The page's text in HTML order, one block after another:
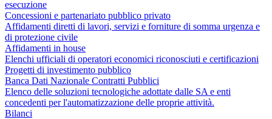
esecuzione
Concessioni e partenariato pubblico privato
Affidamenti diretti di lavori, servizi e forniture di somma urgenza e
di protezione civile
Affidamenti in house
Elenchi ufficiali di operatori economici riconosciuti e certificazioni
Progetti di investimento pubblico
Banca Dati Nazionale Contratti Pubblici
Elenco delle soluzioni tecnologiche adottate dalle SA e enti
concedenti per l'automatizzazione delle proprie attività.
Bilanci